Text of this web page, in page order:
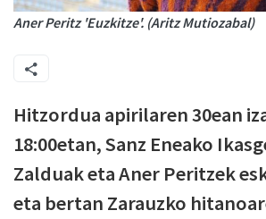
Aner Peritz 'Euzkitze'. (Aritz Mutiozabal)
Hitzordua apirilaren 30ean
18:00etan, Sanz Eneako
Zalduak eta Aner Peritzek
eta bertan Zarauzko